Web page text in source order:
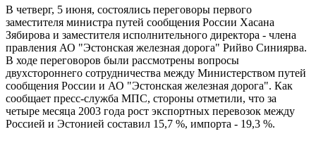
В четверг, 5 июня, состоялись переговоры первого
заместителя министра путей сообщения России Хасана
Зябирова и заместителя исполнительного директора - члена
правления АО "Эстонская железная дорога" Рийво Синиярва.
В ходе переговоров были рассмотрены вопросы
двухстороннего сотрудничества между Министерством путей
сообщения России и АО "Эстонская железная дорога". Как
сообщает пресс-служба МПС, стороны отметили, что за
четыре месяца 2003 года рост экспортных перевозок между
Россией и Эстонией составил 15,7 %, импорта - 19,3 %.